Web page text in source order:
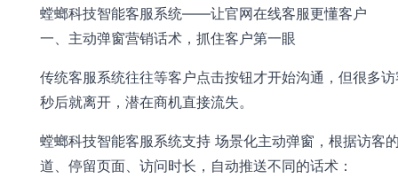
螳螂科技智能客服系统——让官网在线客服更懂客户
一、主动弹窗营销话术，抓住客户第一眼
传统客服系统往往等客户点击按钮才开始沟通，但很多
秒后就离开，潜在商机直接流失。
螳螂科技智能客服系统支持 场景化主动弹窗，根据访客
道、停留页面、访问时长，自动推送不同的话术：